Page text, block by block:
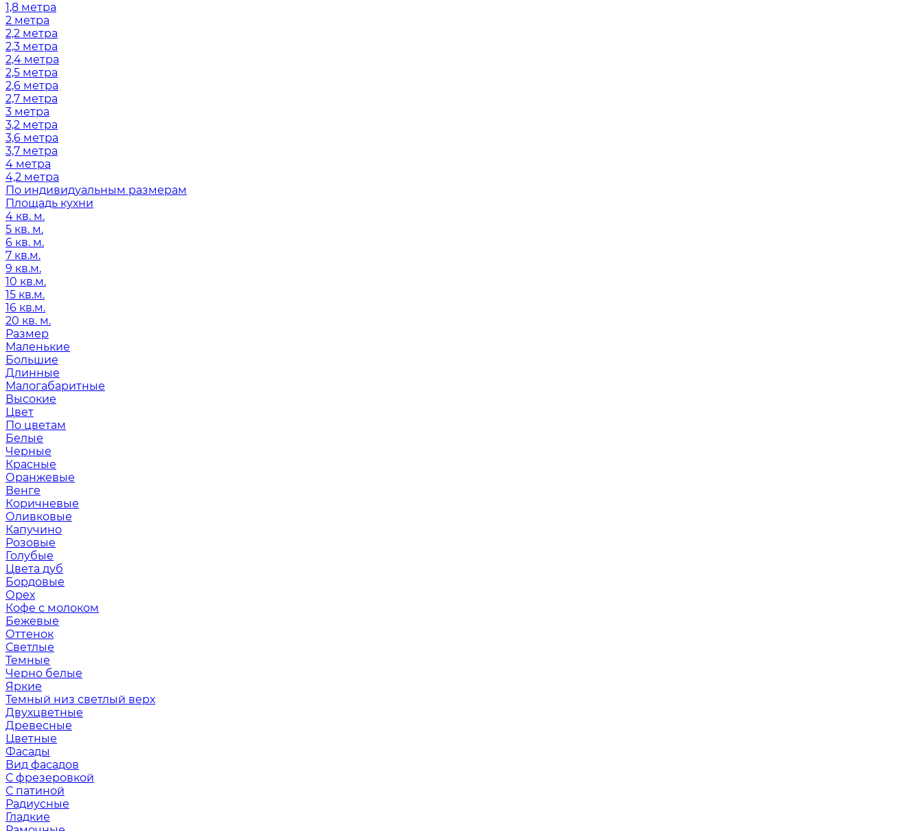
1,8 метра
2 метра
2,2 метра
2,3 метра
2,4 метра
2,5 метра
2,6 метра
2,7 метра
3 метра
3,2 метра
3,6 метра
3,7 метра
4 метра
4,2 метра
По индивидуальным размерам
Площадь кухни
4 кв. м.
5 кв. м.
6 кв. м.
7 кв.м.
9 кв.м.
10 кв.м.
15 кв.м.
16 кв.м.
20 кв. м.
Размер
Маленькие
Большие
Длинные
Малогабаритные
Высокие
Цвет
По цветам
Белые
Черные
Красные
Оранжевые
Венге
Коричневые
Оливковые
Капучино
Розовые
Голубые
Цвета дуб
Бордовые
Орех
Кофе с молоком
Бежевые
Оттенок
Светлые
Темные
Черно белые
Яркие
Темный низ светлый верх
Двухцветные
Древесные
Цветные
Фасады
Вид фасадов
С фрезеровкой
С патиной
Радиусные
Гладкие